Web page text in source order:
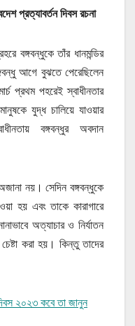
প্রত্যাবর্তন দিবস রচনা
বঙ্গবন্ধুকে তাঁর ধানমন্ডির
আগে বুঝতে পেরেছিলেন
প্রথম পহরেই স্বাধীনতার
যুদ্ধ চালিয়ে যাওয়ার
বঙ্গবন্ধুর অবদান
নয়। সেদিন বঙ্গবন্ধুকে
হয় এবং তাকে কারাগারে
অত্যাচার ও নির্যাতন
করা হয়। কিন্তু তাদের
২০২৩ কবে তা জানুন